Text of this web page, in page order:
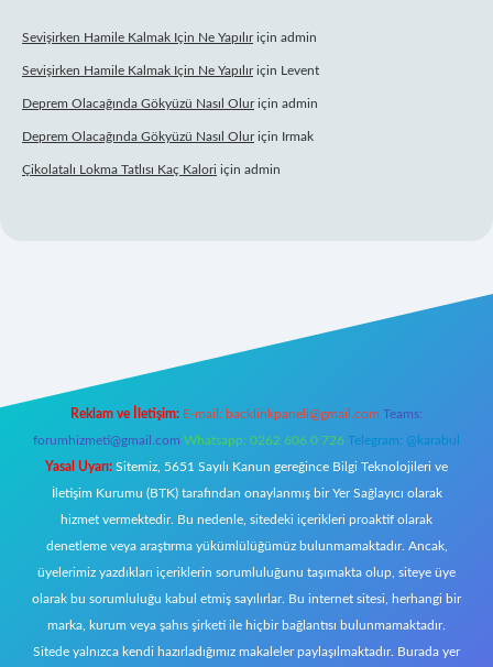
Sevişirken Hamile Kalmak Için Ne Yapılıriçin admin
Sevişirken Hamile Kalmak Için Ne Yapılıriçin Levent
Deprem Olacağında Gökyüzü Nasıl Oluriçin admin
Deprem Olacağında Gökyüzü Nasıl Oluriçin Irmak
Çikolatalı Lokma Tatlısı Kaç Kalori için admin
Reklam ve İletişim: E-mail: backlinkpaneli@gmail.com Teams:
forumhizmeti@gmail.com Whatsapp: 0262 606 0 726 Telegram: @karabul
Yasal Uyarı: Sitemiz, 5651 Sayılı Kanun gereğince Bilgi Teknolojileri ve
İletişim Kurumu (BTK) tarafından onaylanmış bir Yer Sağlayıcı olarak
hizmet vermektedir. Bu nedenle, sitedeki içerikleri proaktif olarak
denetleme veya araştırma yükümlülüğümüz bulunmamaktadır. Ancak,
üyelerimiz yazdıkları içeriklerin sorumluluğunu taşımakta olup, siteye üye
olarak bu sorumluluğu kabul etmiş sayılırlar. Bu internet sitesi, herhangi bir
marka, kurum veya şahıs şirketi ile hiçbir bağlantısı bulunmamaktadır.
Sitede yalnızca kendi hazırladığımız makaleler paylaşılmaktadır. Burada yer